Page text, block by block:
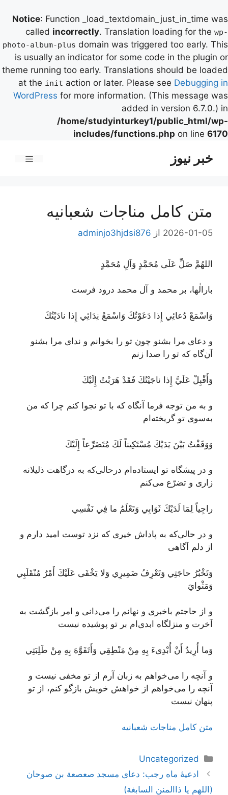
Notice: Function _load_textdomain_just_in_time was
called incorrectly. Translation loading for the wp-
photo-album-plus domain was triggered too early. This
is usually an indicator for some code in the plugin or
theme running too early. Translations should be loaded
at the init action or later. Please see Debugging in
WordPress for more information. (This message was
added in version 6.7.0.) in
/home/studyinturkey1/public_html/wp-
includes/functions.php on line 6170
خبر نیوز
متن کامل مناجات شعبانیه
2026-01-05 از adminjo3hjdsi876
اللهُمَّ صَلِّ عَلَى مُحَمَّدٍ وَآلِ مُحَمَّدٍ
بارالٰها، بر محمد و آل محمد درود فرست
وَاسْمَعْ دُعائِي إِذا دَعَوْتُكَ وَاسْمَعْ نِدَائِي إِذا نادَيْتُكَ
و دعای مرا بشنو چون تو را بخوانم و ندای مرا بشنو
آن‌گاه که تو را صدا زنم
وَأَقْبِلْ عَلَيَّ إِذا ناجَيْتُكَ فَقَدْ هَرَبْتُ إِلَيْكَ
و به من توجه فرما آنگاه که با تو نجوا کنم چرا که من
به‌سوی تو گریخته‌ام
وَوَقَفْتُ بَيْنَ يَدَيْكَ مُسْتَكِيناً لَكَ مُتَضَرِّعاً إِلَيْكَ
و در پیشگاه تو ایستاده‌ام درحالی‌که به درگاهت ذلیلانه
زاری و تضرّع می‌کنم
راجِياً لِمَا لَدَيْكَ ثَوَابِي وَتَعْلَمُ ما فِي نَفْسِي
و در حالی‌که به پاداش خیری که نزد توست امید دارم و
از دلم آگاهی
وَتَخْبُرُ حاجَتِي وَتَعْرِفُ ضَمِيرِي وَلا يَخْفَى عَلَيْكَ أَمْرُ مُنْقَلَبِي
وَمَثْوايَ
و از حاجتم باخبری و نهانم را می‌دانی و امر بازگشت به
آخرت و منزلگاه ابدی‌ام بر تو پوشیده نیست
وَما أُرِيدُ أَنْ أُبْدِىءَ بِهِ مِنْ مَنْطِقِي وَأَتَفَوَّهَ بِهِ مِنْ طَلِبَتِي
و آنچه را می‌خواهم به زبان آرم از تو مخفی نیست و
آنچه را می‌خواهم از خواهش خویش بازگو کنم، از تو
پنهان نیست
متن کامل مناجات شعبانیه
دسته‌ها
Uncategorized
ناوبری
نوشته‌ها
ادعیۀ ماه رجب: دعای مسجد صعصعة بن صوحان
(اللهم یا ذاالمنن السابغة)